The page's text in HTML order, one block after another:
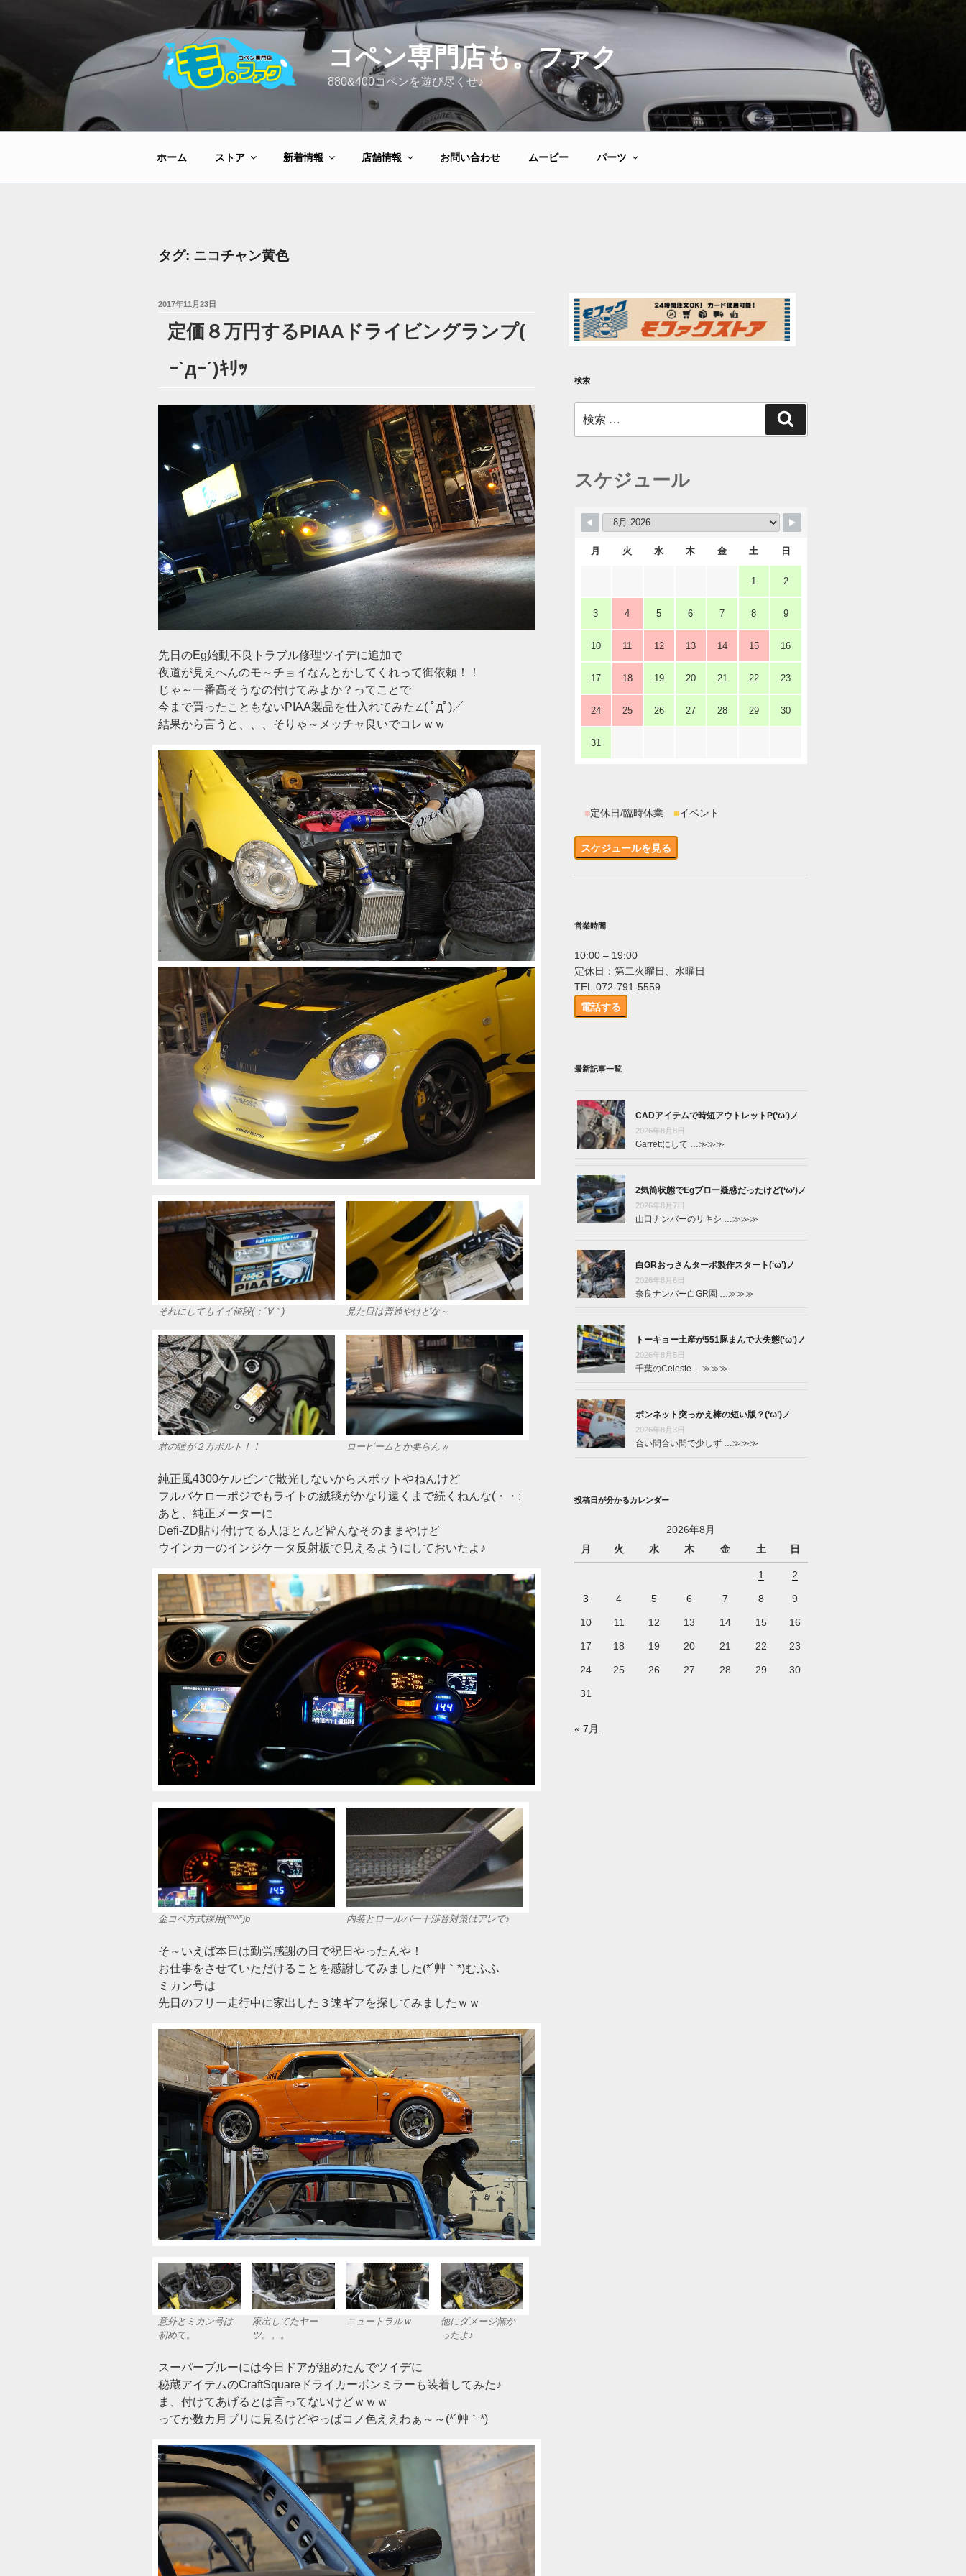
キ
コペン専門店も。ファク
880&400コペンを遊び尽くせ♪
ホーム ストア 新着情報 店舗情報 お問い合わせ ムービー パーツ
タグ: ニコチャン黄色
投
2017年11月23日
定価８万円するPIAAドライビングランプ(
ｰ`дｰ´)ｷﾘｯ
先日のEg始動不良トラブル修理ツイデに追加で
夜道が見えへんのモ～チョイなんとかしてくれって御依頼！！
じゃ～一番高そうなの付けてみよか？ってことで
今まで買ったこともないPIAA製品を仕入れてみた∠( ﾟдﾟ)／
結果から言うと、、、そりゃ～メッチャ良いでコレｗｗ
それにしてもイイ値段(；´∀｀) 見た目は普通やけどな～
君の瞳が２万ボルト！！ ロービームとか要らんｗ
純正風4300ケルビンで散光しないからスポットやねんけど
フルバケローポジでもライトの絨毯がかなり遠くまで続くねんな(・・;
あと、純正メーターに
Defi-ZD貼り付けてる人ほとんど皆んなそのままやけど
ウインカーのインジケータ反射板で見えるようにしておいたよ♪
金コペ方式採用(*^^*)b 内装とロールバー干渉音対策はアレで♪
そ～いえば本日は勤労感謝の日で祝日やったんや！
お仕事をさせていただけることを感謝してみました(*´艸｀*)むふふ
ミカン号は
先日のフリー走行中に家出した３速ギアを探してみましたｗｗ
意外とミカン号は
初めて。
家出してたヤー
ツ。。。
ニュートラルｗ
他にダメージ無か
ったよ♪
スーパーブルーには今日ドアが組めたんでツイデに
秘蔵アイテムのCraftSquareドライカーボンミラーも装着してみた♪
ま、付けてあげるとは言ってないけどｗｗｗ
ってか数カ月ブリに見るけどやっぱコノ色ええわぁ～～(*´艸｀*)
検索
索:
索
スケジュール
月 火 水 木 金 土 日
1 2
3 4 5 6 7 8 9
10 11 12 13 14 15 16
17 18 19 20 21 22 23
24 25 26 27 28 29 30
31
■定休日/臨時休業 ■イベント
スケジュールを見る
営業時間
10:00 – 19:00
定休日：第二火曜日、水曜日
TEL.072-791-5559
電話する
最新記事一覧
CADアイテムで時短アウトレットP(‘ω’)ノ
2026年8月8日
Garrettにして …≫≫≫
2気筒状態でEgブロー疑惑だったけど(‘ω’)ノ
2026年8月7日
山口ナンバーのリキシ …≫≫≫
白GRおっさんターボ製作スタート(‘ω’)ノ
2026年8月6日
奈良ナンバー白GR園 …≫≫≫
トーキョー土産が551豚まんで大失態(‘ω’)ノ
2026年8月5日
千葉のCeleste …≫≫≫
ボンネット突っかえ棒の短い版？(‘ω’)ノ
2026年8月3日
合い間合い間で少しず …≫≫≫
投稿日が分かるカレンダー
2026年8月
月
火 水 木 金 土 日
1 2
3 4 5 6 7 8 9
10 11 12 13 14 15 16
17 18 19 20 21 22 23
24 25 26 27 28 29 30
31
« 7月